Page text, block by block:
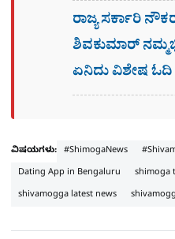
ರಾಜ್ಯ ಸರ್ಕಾರಿ
ಶಿವಕುಮಾರ್​
ಏನಿದು ವಿಶೇಷ ಓದಿ
ವಿಷಯಗಳು: #ShimogaNews
Dating App in Bengaluru
shimoga
shivamogga latest news